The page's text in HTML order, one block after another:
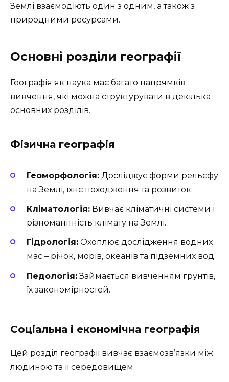
Землі взаємодіють один з одним, а також з
природними ресурсами.
Основні розділи географії
Географія як наука має багато напрямків
вивчення, які можна структурувати в декілька
основних розділів.
Фізична географія
Геоморфологія: Досліджує форми рельєфу
на Землі, їхнє походження та розвиток.
Кліматологія: Вивчає кліматичні системи і
різноманітність клімату на Землі.
Гідрологія: Охоплює дослідження водних
мас – річок, морів, океанів та підземних вод.
Педологія:Займається вивченням грунтів,
їх закономірностей.
Соціальна і економічна географія
Цей розділ географії вивчає взаємозв’язки між
людиною та її середовищем.